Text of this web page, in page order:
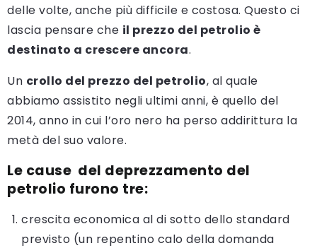
delle volte, anche più difficile e costosa. Questo ci
lascia pensare che il prezzo del petrolio è
destinato a crescere ancora.
Un crollo del prezzo del petrolio, al quale
abbiamo assistito negli ultimi anni, è quello del
2014, anno in cui l’oro nero ha perso addirittura la
metà del suo valore.
Le cause del deprezzamento del
petrolio furono tre:
crescita economica al di sotto dello standard
previsto (un repentino calo della domanda